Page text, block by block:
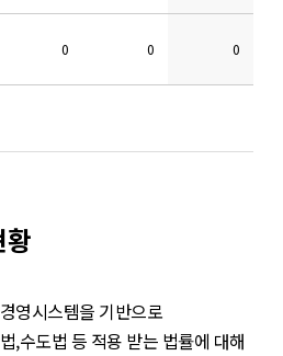
0 0 0
영시스템을 기반으로
,수도법 등 적용 받는 법률에 대해